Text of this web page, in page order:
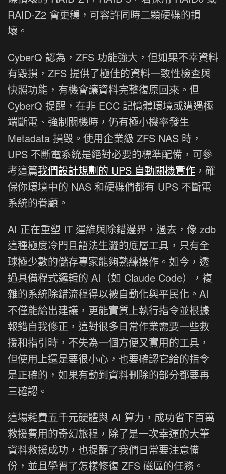
RAID-Z2 會更穩，可容許同時二顆硬碟的損
壞。
CyberQ 認為，ZFS 功能強大，但如果不幸資料
有毀損，ZFS 提供了極佳的資料一致性檢查與
快照功能，有機會讓資料完整復原回來。但
CyberQ 提醒，在非 ECC 記憶體環境或遭遇極
端斷電、強制關機時，仍有極小機率發生
Metadata 損毀。使用企業級 ZFS NAS 時，
UPS 不斷電系統是絕對必要的標準配備，可參
考這篇我們設計規劃的 UPS 自動關機實作 ，確
保你環境中的 NAS 和硬碟們都有 UPS 不斷電
系統的眷顧。
AI 正在重塑 IT 運維與除錯邊界，過去，像 zdb
這種極度冷門且語法生澀的底層工具，只有全
球極少數的儲存專家能夠熟練操作。如今，透
過具備程式邏輯的 AI（如 Claude Code），複
雜的系統除錯流程得以被自動化與平民化。AI
不僅能給出建議，更能實質上執行指令並根據
報錯自我修正，這對很多日常作業需要一些救
援和指引時，不失為一個方便又實用的工具，
但使用上還是要很小心，也要確認它給的指令
是正確的，如果有動到資料刪除的部分都要再
三確認。
這場耗費五千元硬體與 AI 算力，成功省下百萬
救援費用的奇幻旅程，除了是一次幸運的大筆
資料救援成功，也提醒了我們日常要注意備
份，並且學習了怎樣修復 ZFS 磁區的任務。